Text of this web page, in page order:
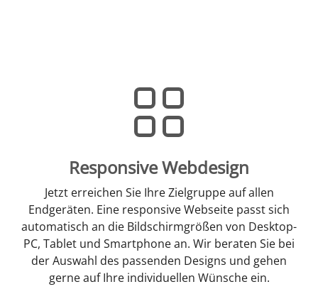
Responsive Webdesign
Jetzt erreichen Sie Ihre Zielgruppe auf allen
Endgeräten. Eine responsive Webseite passt sich
automatisch an die Bildschirmgrößen von Desktop-
PC, Tablet und Smartphone an. Wir beraten Sie bei
der Auswahl des passenden Designs und gehen
gerne auf Ihre individuellen Wünsche ein.